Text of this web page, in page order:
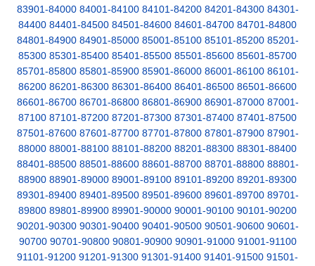
83901-84000 84001-84100 84101-84200 84201-84300 84301-
84400 84401-84500 84501-84600 84601-84700 84701-84800
84801-84900 84901-85000 85001-85100 85101-85200 85201-
85300 85301-85400 85401-85500 85501-85600 85601-85700
85701-85800 85801-85900 85901-86000 86001-86100 86101-
86200 86201-86300 86301-86400 86401-86500 86501-86600
86601-86700 86701-86800 86801-86900 86901-87000 87001-
87100 87101-87200 87201-87300 87301-87400 87401-87500
87501-87600 87601-87700 87701-87800 87801-87900 87901-
88000 88001-88100 88101-88200 88201-88300 88301-88400
88401-88500 88501-88600 88601-88700 88701-88800 88801-
88900 88901-89000 89001-89100 89101-89200 89201-89300
89301-89400 89401-89500 89501-89600 89601-89700 89701-
89800 89801-89900 89901-90000 90001-90100 90101-90200
90201-90300 90301-90400 90401-90500 90501-90600 90601-
90700 90701-90800 90801-90900 90901-91000 91001-91100
91101-91200 91201-91300 91301-91400 91401-91500 91501-